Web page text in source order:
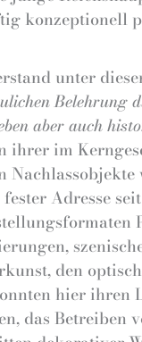
konzeptionell
unter
Belehrung
aber auch
ihrer im
Adresse
den
hier
das Betreiben